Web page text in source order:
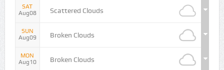
SAT
Aug08
Scattered Clouds
SUN
Aug09
Broken Clouds
MON
Aug10
Broken Clouds